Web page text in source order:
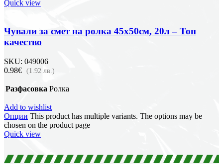
Quick view
Чували за смет на ролка 45х50см, 20л – Топ
качество
SKU: 049006
0.98€ (1.92 лв.)
Разфасовка Ролка
Add to wishlist
Опции This product has multiple variants. The options may be
chosen on the product page
Quick view